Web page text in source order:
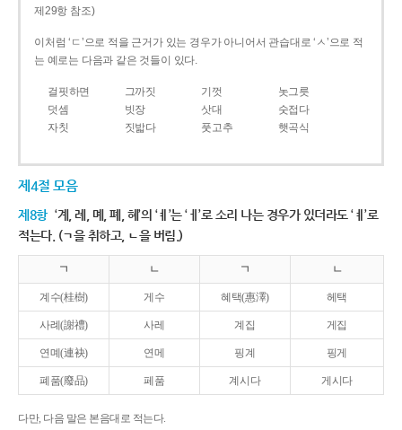
제29항 참조)
이처럼 ‘ㄷ’으로 적을 근거가 있는 경우가 아니어서 관습대로 ‘ㅅ’으로 적
는 예로는 다음과 같은 것들이 있다.
걸핏하면 그까짓 기껏
놋그릇
덧셈
빗장 삿대
숫접다
자칫
짓밟다 풋고추 햇곡식
제4절 모음
제8항 ‘계, 례, 몌, 폐, 혜’의 ‘ㅖ’는 ‘ㅔ’로 소리 나는 경우가 있더라도 ‘ㅖ’로
적는다. (ㄱ을 취하고, ㄴ을 버림.)
ㄱ ㄴ ㄱ ㄴ
계수(桂樹) 게수 혜택(惠澤) 헤택
사례(謝禮) 사레 계집 게집
연몌(連袂) 연메 핑계 핑게
폐품(廢品) 페품 계시다 게시다
다만, 다음 말은 본음대로 적는다.